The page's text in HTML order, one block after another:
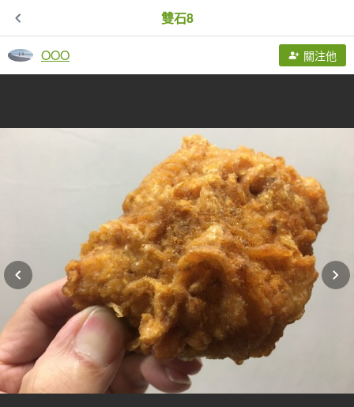
雙石8
OOO 關注他